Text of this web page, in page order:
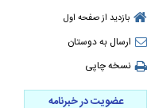
بازدید از صفحه اول
ارسال به دوستان
نسخه چاپی
عضویت در خبرنامه